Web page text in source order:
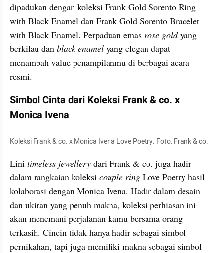
dipadukan dengan koleksi Frank Gold Sorento Ring
with Black Enamel dan Frank Gold Sorento Bracelet
with Black Enamel. Perpaduan emas rose gold yang
berkilau dan black enamel yang elegan dapat
menambah value penampilanmu di berbagai acara
resmi.
Simbol Cinta dari Koleksi Frank & co. x
Monica Ivena
Koleksi Frank & co. x Monica Ivena Love Poetry. Foto: Frank & co.
Lini timeless jewellery dari Frank & co. juga hadir
dalam rangkaian koleksi couple ring Love Poetry hasil
kolaborasi dengan Monica Ivena. Hadir dalam desain
dan ukiran yang penuh makna, koleksi perhiasan ini
akan menemani perjalanan kamu bersama orang
terkasih. Cincin tidak hanya hadir sebagai simbol
pernikahan, tapi juga memiliki makna sebagai simbol